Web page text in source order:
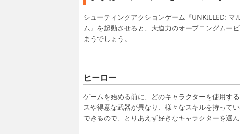
シューティングアクションゲーム『UNKILLED:
ム』を起動させると、大迫力のオープニングムー
まうでしょう。
ヒーロー
ゲームを始める前に、どのキャラクターを使用す
スや得意な武器が異なり、様々なスキルを持って
できるので、とりあえず好きなキャラクターを選ん